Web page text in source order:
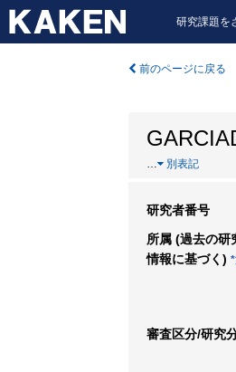
研究課題を
前のページに戻る
… 別表記
研究者番号
所属 (過去の研
情報に基づく)
審査区分/研究